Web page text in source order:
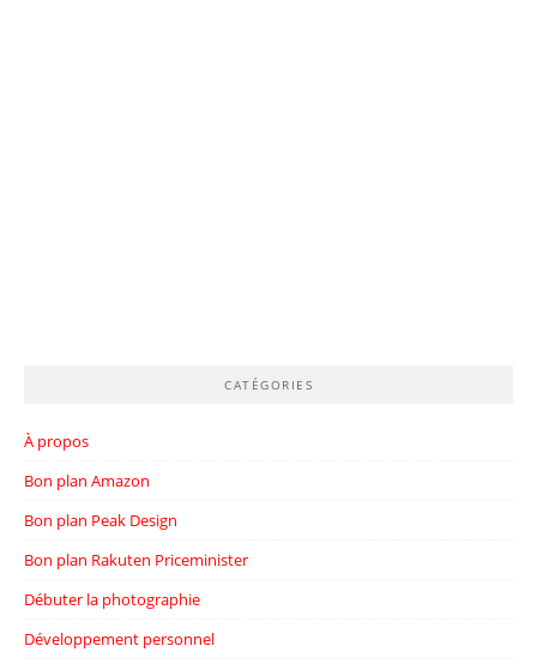
CATÉGORIES
À propos
Bon plan Amazon
Bon plan Peak Design
Bon plan Rakuten Priceminister
Débuter la photographie
Développement personnel